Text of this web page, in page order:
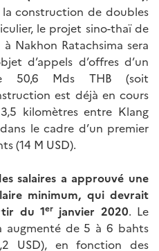
construction de doubles
le projet sino-thaï de
Nakhon Ratachsima sera
d’appels d’offres d’un
50,6 Mds THB (soit
est déjà en cours
kilomètres entre Klang
le cadre d’un premier
(14 M USD).
salaires a approuvé une
minimum, qui devrait
du 1erjanvier 2020. Le
augmenté de 5 à 6 bahts
USD), en fonction des